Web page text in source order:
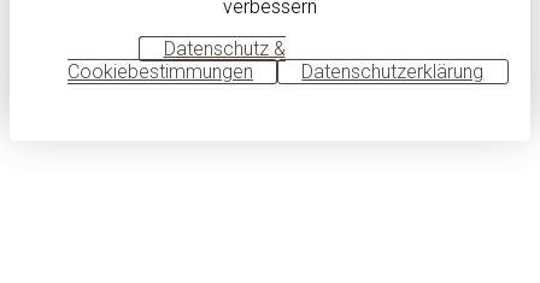
verbessern
Datenschutz &
Cookiebestimmungen
Datenschutzerklärung